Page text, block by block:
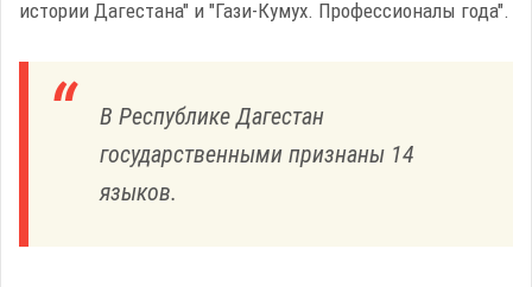
истории Дагестана" и "Гази-Кумух. Профессионалы года".
В Республике Дагестан
государственными признаны 14
языков.